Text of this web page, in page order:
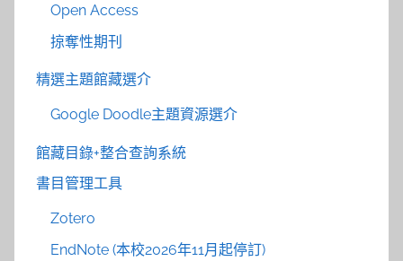
Open Access
掠奪性期刊
精選主題館藏選介
Google Doodle主題資源選介
館藏目錄+整合查詢系統
書目管理工具
Zotero
EndNote (本校2026年11月起停訂)